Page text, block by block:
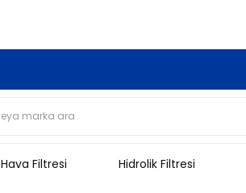
Hava Filtresi Hidrolik Filtresi